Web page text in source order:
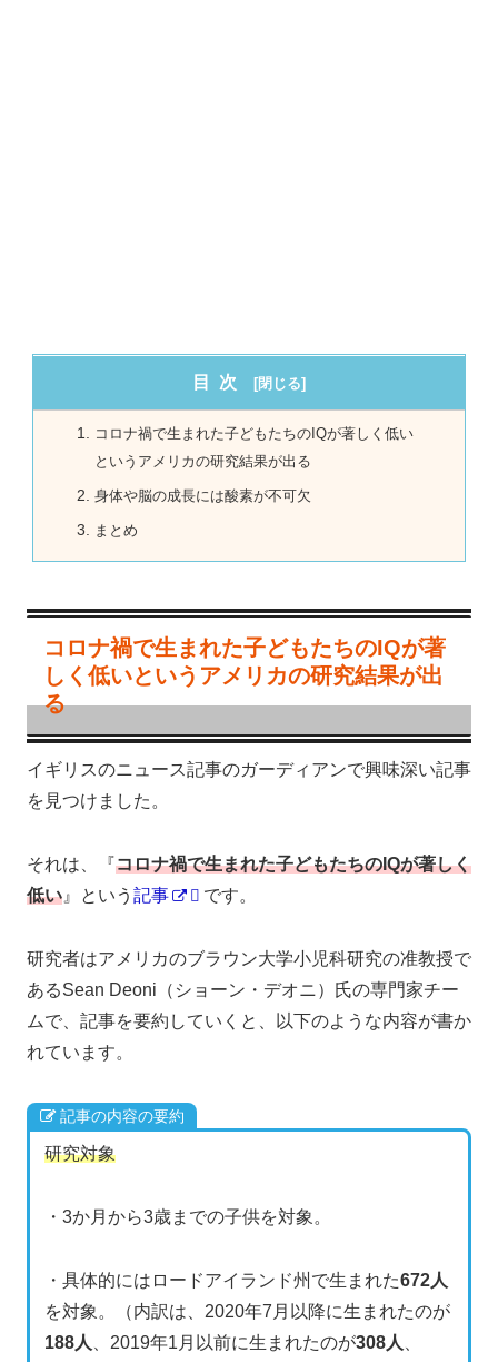
目次
コロナ禍で生まれた子どもたちのIQが著しく低い
というアメリカの研究結果が出る
身体や脳の成長には酸素が不可欠
まとめ
コロナ禍で生まれた子どもたちのIQが著
しく低いというアメリカの研究結果が出
る
イギリスのニュース記事のガーディアンで興味深い記事
を見つけました。
それは、『コロナ禍で生まれた子どもたちのIQが著しく
低い 』という 記事 です。
研究者はアメリカのブラウン大学小児科研究の准教授で
あるSean Deoni（ショーン・デオニ）氏の専門家チー
ムで、記事を要約していくと、以下のような内容が書か
れています。
記事の内容の要約
研究対象
・3か月から3歳までの子供を対象。
・具体的にはロードアイランド州で生まれた672人
を対象。（内訳は、2020年7月以降に生まれたのが
188人
、2019年1月以前に生まれたのが308人